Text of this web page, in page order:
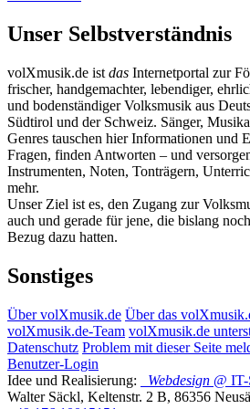
Unser Selbstverständnis
volXmusik.de ist das Internetportal zur
frischer, handgemachter, lebendiger,
und bodenständiger Volksmusik aus
Südtirol und der Schweiz. Sänger,
Genres tauschen hier Informationen und
Fragen, finden Antworten – und
Instrumenten, Noten, Tonträgern,
mehr.
Unser Ziel ist es, den Zugang zur
auch und gerade für jene, die bislang
Bezug dazu hatten.
Sonstiges
Über volXmusik.de Über das
volXmusik.de-Team volXmusik.de
Datenschutz Problem mit dieser Seite
Benutzer-Login
Idee und Realisierung:
Webdesign @
Walter Säckl, Keltenstr. 2 B, 86356